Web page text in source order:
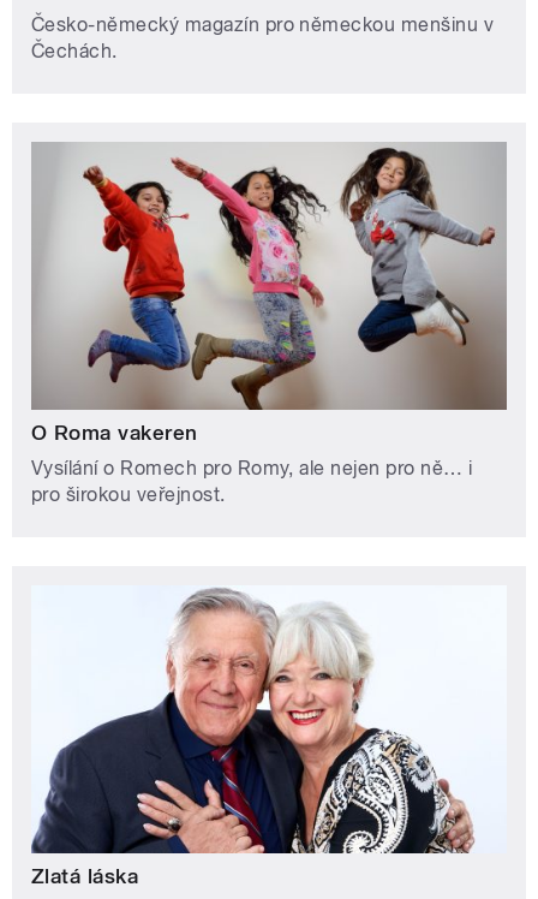
Česko-německý magazín pro německou menšinu v
Čechách.
O Roma vakeren
Vysílání o Romech pro Romy, ale nejen pro ně… i
pro širokou veřejnost.
Zlatá láska